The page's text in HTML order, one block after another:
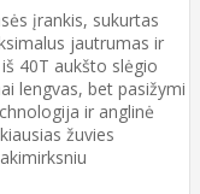
įrankis, sukurtas
jautrumas ir
40T aukšto slėgio
lengvas, bet pasižymi
ir anglinė
žuvies